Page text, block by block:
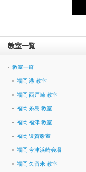
教室一覧
教室一覧
福岡 港 教室
福岡 西戸崎 教室
福岡 糸島 教室
福岡 福津 教室
福岡 遠賀教室
福岡 今津浜崎会場
福岡 久留米 教室